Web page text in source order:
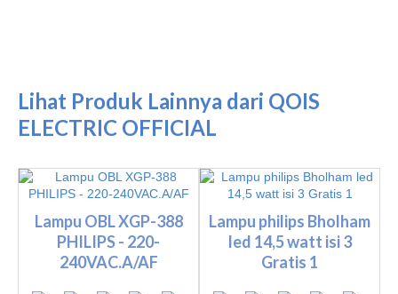
Lihat Produk Lainnya dari QOIS
ELECTRIC OFFICIAL
Lampu OBL XGP-388
PHILIPS - 220-
240VAC.A/AF
Lampu philips Bholham
led 14,5 watt isi 3
Gratis 1